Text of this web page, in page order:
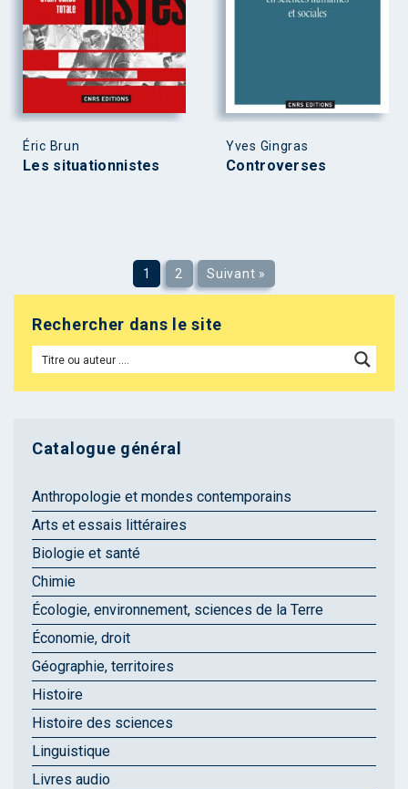
Éric Brun
Les situationnistes
Yves Gingras
Controverses
1 2 Suivant »
Rechercher dans le site
Catalogue général
Anthropologie et mondes contemporains
Arts et essais littéraires
Biologie et santé
Chimie
Écologie, environnement, sciences de la Terre
Économie, droit
Géographie, territoires
Histoire
Histoire des sciences
Linguistique
Livres audio